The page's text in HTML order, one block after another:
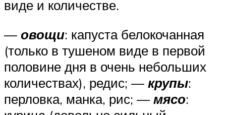
виде и количестве.
— овощи: капуста белокочанная
(только в тушеном виде в первой
половине дня в очень небольших
количествах), редис; — крупы:
перловка, манка, рис; — мясо: